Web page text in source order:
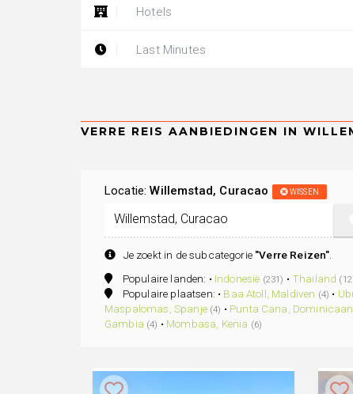
Hotels
Last Minutes
Locatie:Willemstad, Curacao WISSEN
Je zoekt in de subcategorie "Verre Reizen"
Populaire landen: • Indonesië (231) • Thailand
Populaire plaatsen: • Baa Atoll, Maldiven (4) •
Maspalomas, Spanje (4) • Punta Cana,
Gambia (4) • Mombasa, Kenia (6)